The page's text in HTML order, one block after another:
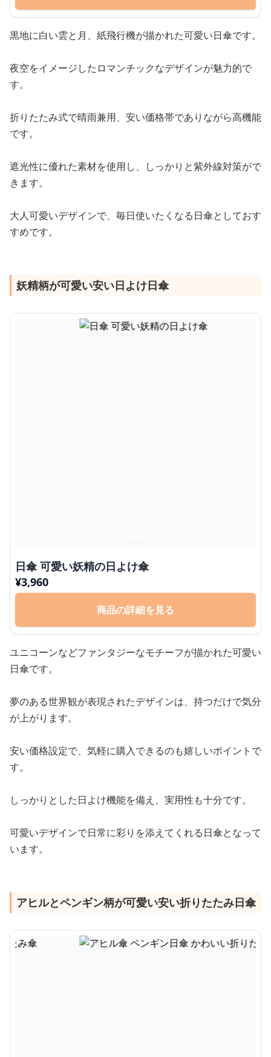
黒地に白い雲と月、紙飛行機が描かれた可愛い日傘です。
夜空をイメージしたロマンチックなデザインが魅力的で
す。
折りたたみ式で晴雨兼用、安い価格帯でありながら高機能
です。
遮光性に優れた素材を使用し、しっかりと紫外線対策がで
きます。
大人可愛いデザインで、毎日使いたくなる日傘としておす
すめです。
妖精柄が可愛い安い日よけ日傘
日傘 可愛い妖精の日よけ傘
¥3,960
商品の詳細を見る
ユニコーンなどファンタジーなモチーフが描かれた可愛い
日傘です。
夢のある世界観が表現されたデザインは、持つだけで気分
が上がります。
安い価格設定で、気軽に購入できるのも嬉しいポイントで
す。
しっかりとした日よけ機能を備え、実用性も十分です。
可愛いデザインで日常に彩りを添えてくれる日傘となって
います。
アヒルとペンギン柄が可愛い安い折りたたみ日傘